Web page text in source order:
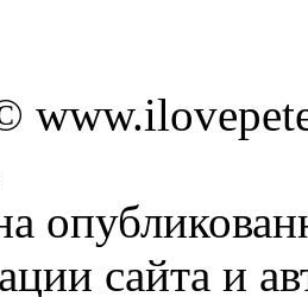
сайта и